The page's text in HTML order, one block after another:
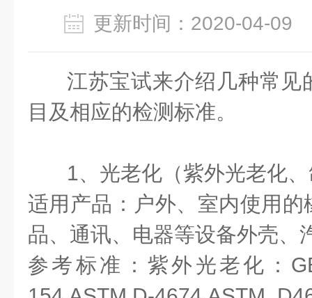
更新时间：2020-04-
江苏宝试来介绍几种常见
目及相应的检测标准。
1、光老化（紫外光老化
适用产品：户外、室内使用
品、通讯、电器等设备外壳、
参考标准：紫外光老化：